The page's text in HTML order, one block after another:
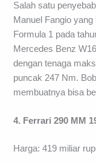
Salah satu
Manuel Fangio
Formula 1 pada
Mercedes Benz
dengan tenaga
puncak 247 Nm.
membuatnya bisa
4. Ferrari 290 MM
Harga: 419 miliar